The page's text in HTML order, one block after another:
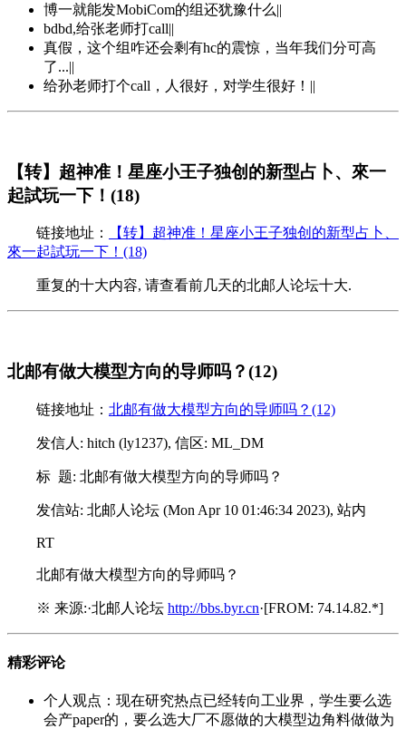
博一就能发MobiCom的组还犹豫什么||
bdbd,给张老师打call||
真假，这个组咋还会剩有hc的震惊，当年我们分可高
了...||
给孙老师打个call，人很好，对学生很好！||
【转】超神准！星座小王子独创的新型占卜、來一
起試玩一下！(18)
链接地址：
【转】超神准！星座小王子独创的新型占卜、
來一起試玩一下！(18)
重复的十大内容, 请查看前几天的北邮人论坛十大.
北邮有做大模型方向的导师吗？(12)
链接地址： 北邮有做大模型方向的导师吗？(12)
发信人: hitch (ly1237), 信区: ML_DM
标 题: 北邮有做大模型方向的导师吗？
发信站: 北邮人论坛 (Mon Apr 10 01:46:34 2023), 站内
RT
北邮有做大模型方向的导师吗？
※ 来源:·北邮人论坛 http://bbs.byr.cn·[FROM: 74.14.82.*]
精彩评论
个人观点：现在研究热点已经转向工业界，学生要么选
会产paper的，要么选大厂不愿做的大模型边角料做做为